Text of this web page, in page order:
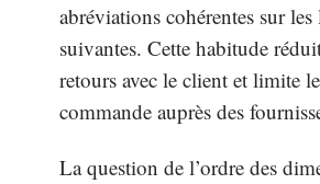
abréviations cohérentes sur les
suivantes. Cette habitude
retours avec le client et limite
commande auprès des
La question de l’ordre des